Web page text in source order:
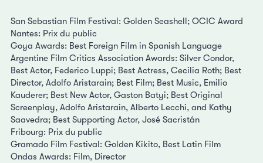
San Sebastian Film Festival: Golden Seashell; OCIC Award
Nantes: Prix du public
Goya Awards: Best Foreign Film in Spanish Language
Argentine Film Critics Association Awards: Silver Condor,
Best Actor, Federico Luppi; Best Actress, Cecilia Roth; Best
Director, Adolfo Aristarain; Best Film; Best Music, Emilio
Kauderer; Best New Actor, Gaston Batyi; Best Original
Screenplay, Adolfo Aristarain, Alberto Lecchi, and Kathy
Saavedra; Best Supporting Actor, José Sacristán
Fribourg: Prix du public
Gramado Film Festival: Golden Kikito, Best Latin Film
Ondas Awards: Film, Director